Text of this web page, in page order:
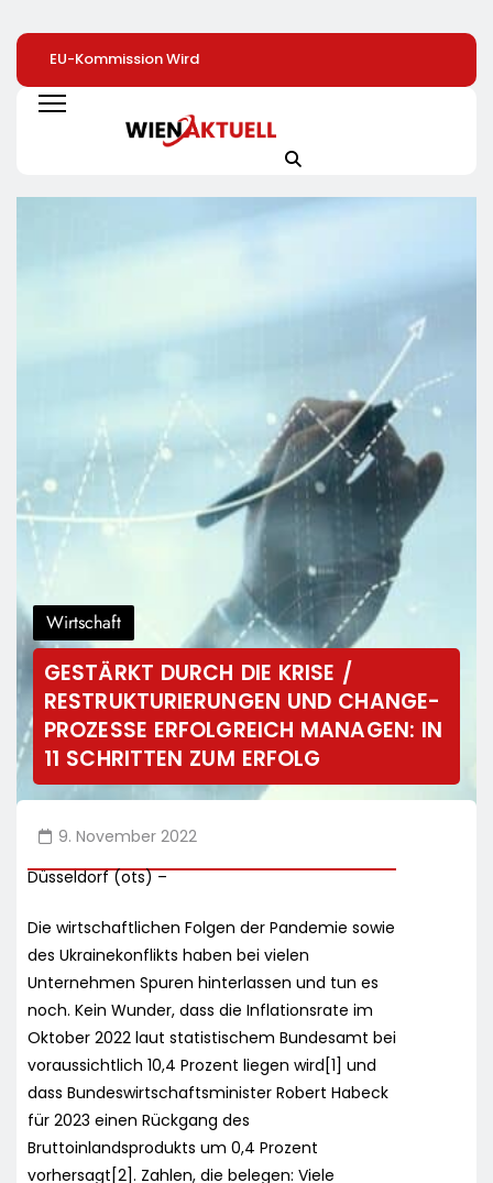
EU-Kommission Wird
Zur „Zentrale Der
Tierindustrie“ /
Tierschutzorganisation
Preissenkung Im April:
Sofort Die Preise Auf
Schokolade Und Käse
Mit LECKERROM,
Dollar Pro
Wirtschaft
GESTÄRKT DURCH DIE KRISE /
RESTRUKTURIERUNGEN UND CHANGE-
PROZESSE ERFOLGREICH MANAGEN: IN
11 SCHRITTEN ZUM ERFOLG
9. November 2022
Düsseldorf (ots) –
Die wirtschaftlichen Folgen der Pandemie sowie
des Ukrainekonflikts haben bei vielen
Unternehmen Spuren hinterlassen und tun es
noch. Kein Wunder, dass die Inflationsrate im
Oktober 2022 laut statistischem Bundesamt bei
voraussichtlich 10,4 Prozent liegen wird[1] und
dass Bundeswirtschaftsminister Robert Habeck
für 2023 einen Rückgang des
Bruttoinlandsprodukts um 0,4 Prozent
vorhersagt[2]. Zahlen, die belegen: Viele